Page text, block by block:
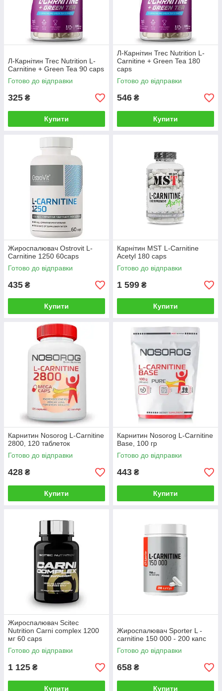
Л-Карнітин Trec Nutrition L-
Carnitine + Green Tea 90 caps
Готово до відправки
325 ₴
Купити
Л-Карнітин Trec Nutrition L-
Carnitine + Green Tea 180
caps
Готово до відправки
546 ₴
Купити
Жироспалювач Ostrovit L-
Carnitine 1250 60caps
Готово до відправки
435 ₴
Купити
Карнітин MST L-Carnitine
Acetyl 180 caps
Готово до відправки
1 599 ₴
Купити
Карнитин Nosorog L-Carnitine
2800, 120 таблеток
Готово до відправки
428 ₴
Купити
Карнитин Nosorog L-Carnitine
Base, 100 гр
Готово до відправки
443 ₴
Купити
Жироспалювач Scitec
Nutrition Carni complex 1200
мг 60 caps
Готово до відправки
1 125 ₴
Купити
Жироспалювач Sporter L -
carnitine 150 000 - 200 капс
Готово до відправки
658 ₴
Купити